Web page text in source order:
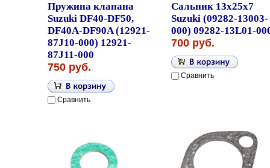
Пружина клапана
Suzuki DF40-DF50,
DF40A-DF90A (12921-
87J10-000) 12921-
87J11-000
750 руб.
Сравнить
Сальник 13x25x7
Suzuki (09282-13003-
000) 09282-13L01-
700 руб.
Сравнить